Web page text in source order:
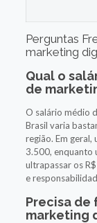
Perguntas
marketing
Qual o
de
O salário médio
Brasil varia
região. Em geral,
3.500, enquanto
ultrapassar os
e
Precisa de
marketing